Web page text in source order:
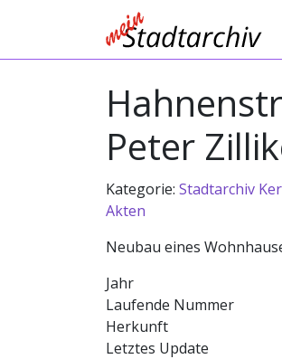
Peter
Kategorie: Stadtarchiv
Akten
Neubau eines
Jahr
Laufende Nummer
Herkunft
Letztes Update